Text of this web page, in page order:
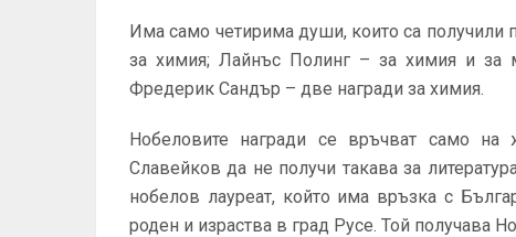
Има само четирима души, които са получили
за химия; Лайнъс Полинг – за химия и
Фредерик Сандър – две награди за химия.
Нобеловите награди се връчват само
Славейков да не получи такава за
нобелов лауреат, който има връзка с
роден и израства в град Русе. Той получава